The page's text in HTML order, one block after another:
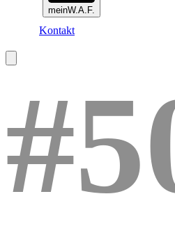
meinW.A.F.
Kontakt